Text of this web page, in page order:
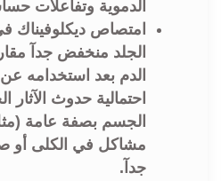
الدموية وتفاعلات
امتصاص
الجلد منخفض جدآ
الدم بعد استخدامه
احتمالية حدوث الآثار
الجسم بصفة عامة
مشاكل في الكلى أو
جدآ.